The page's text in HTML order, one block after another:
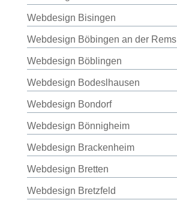
Webdesign Bisingen
Webdesign Böbingen an der Rems
Webdesign Böblingen
Webdesign Bodeslhausen
Webdesign Bondorf
Webdesign Bönnigheim
Webdesign Brackenheim
Webdesign Bretten
Webdesign Bretzfeld